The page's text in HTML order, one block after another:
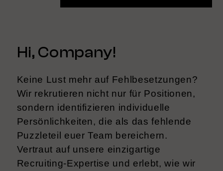
Hi, Company!
Keine Lust mehr auf Fehlbesetzungen?
Wir rekrutieren nicht nur für Positionen,
sondern identifizieren individuelle
Persönlichkeiten, die als das fehlende
Puzzleteil euer Team bereichern.
Vertraut auf unsere einzigartige
Recruiting-Expertise und erlebt, wie wir